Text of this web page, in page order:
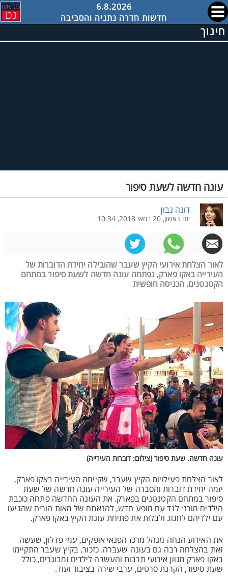
6.8.2026
חדשות חדרה נתניה והסביבה
חינוך
עונה חדשה לשעת סיפור
דונה נבון
יום ראשון, 20 במאי 2018, 10:34
לאור הצלחת אירועי הקיץ שעבר שהובילה יחידת הדוברות של
העירייה באקו פארק, נפתחה עונה חדשה לשעת סיפור במתחם
הקטנטנים. הכניסה חופשית
עונה חדשה. שעת סיפור (צילום: דוברות העירייה)
לאור הצלחת פעילויות הקיץ שעבר, שקיימה העירייה באקו פארק,
יזמה יחידת דוברות והסברה של העירייה עונה חדשה של שעת
סיפור במתחם הקטנטנים בפארק. את העונה החדשה פתחה כוכבת
הילדים מורני לנד עם מופע חדש, להנאתם של מאות הורים שהגיעו
עם ילדיהם לחגוג ולבלות את פתיחת עונת הקיץ באקו פארק.
את האירוע הנחה מנהל מרכז הפנאי אופקים, עמי פדלון, שעשה
זאת בהצלחה רבה גם בעונה שעברה. כזכור, בקיץ שעבר התקיימו
באקו פארק מגוון אירועי תרבות והעשרה לילדים ומבוגרים, כולל
שעת סיפור, הקרנת סרטים, ערבי שירה בציבור ועוד.